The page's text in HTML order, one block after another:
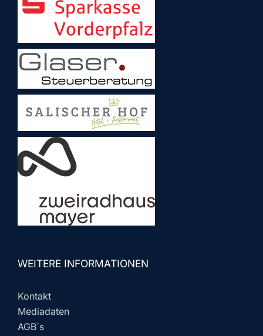
WEITERE INFORMATIONEN
Kontakt
Mediadaten
AGB´s